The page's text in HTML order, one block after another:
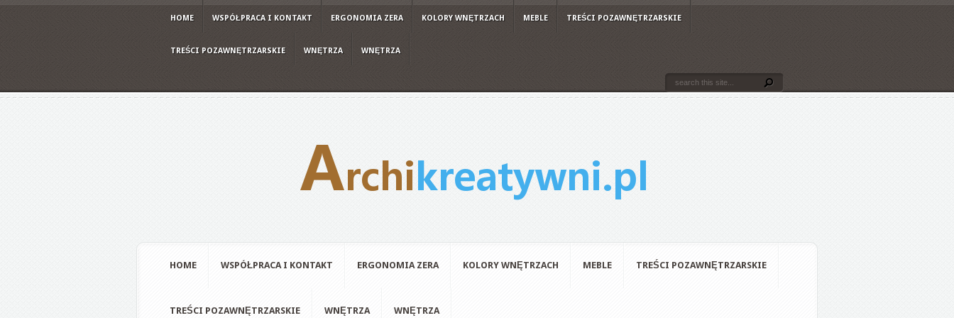
HOME WSPÓŁPRACA I KONTAKT ERGONOMIA ZERA KOLORY WNĘTRZACH MEBLE TREŚCI POZAWNĘTRZARSKIE
TREŚCI POZAWNĘTRZARSKIE WNĘTRZA WNĘTRZA
HOME WSPÓŁPRACA I KONTAKT ERGONOMIA ZERA KOLORY WNĘTRZACH MEBLE TREŚCI POZAWNĘTRZARSKIE
TREŚCI POZAWNĘTRZARSKIE WNĘTRZA WNĘTRZA